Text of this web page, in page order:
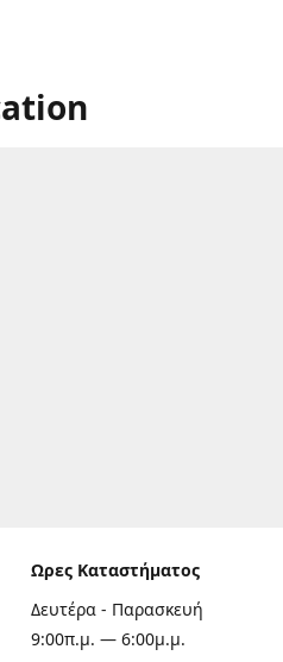
Ωρες Καταστήματος
Δευτέρα - Παρασκευή
9:00π.μ. — 6:00μ.μ.